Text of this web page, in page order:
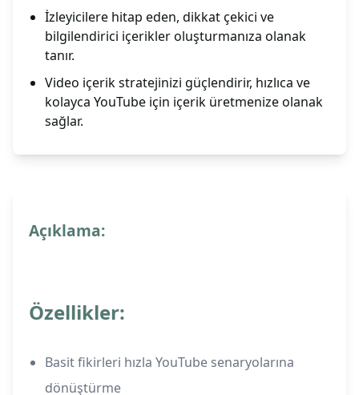
İzleyicilere hitap eden, dikkat çekici ve
bilgilendirici içerikler oluşturmanıza olanak
tanır.
Video içerik stratejinizi güçlendirir, hızlıca ve
kolayca YouTube için içerik üretmenize olanak
sağlar.
Açıklama:
Özellikler:
Basit fikirleri hızla YouTube senaryolarına
dönüştürme